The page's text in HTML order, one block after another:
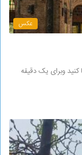
عکس
کنید وبرای یک دقیقه